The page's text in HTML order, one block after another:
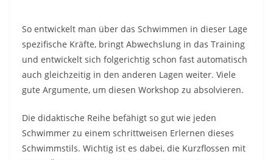
So entwickelt man über das Schwimmen in dieser Lage
spezifische Kräfte, bringt Abwechslung in das Training
und entwickelt sich folgerichtig schon fast automatisch
auch gleichzeitig in den anderen Lagen weiter. Viele
gute Argumente, um diesen Workshop zu absolvieren.
Die didaktische Reihe befähigt so gut wie jeden
Schwimmer zu einem schrittweisen Erlernen dieses
Schwimmstils. Wichtig ist es dabei, die Kurzflossen mit